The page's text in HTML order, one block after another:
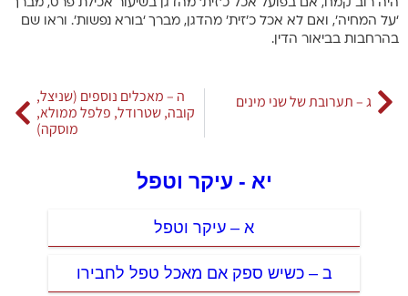
היה רוב קמח, אם בפועל אכל כ’זית’ מהדגן בשיעור אכילת פרס, מברך
‘על המחיה’, ואם לא אכל כ’זית’ מהדגן, מברך ‘בורא נפשות’. וראו שם
בהרחבות בביאור הדין.
ג – תערובת של שני מינים
ה – מאכלים נוספים (שניצל,
קובה, שטרודל, פלפל ממולא,
מוסקה)
יא - עיקר וטפל
א – עיקר וטפל
ב – כשיש ספק אם מאכל טפל לחבירו